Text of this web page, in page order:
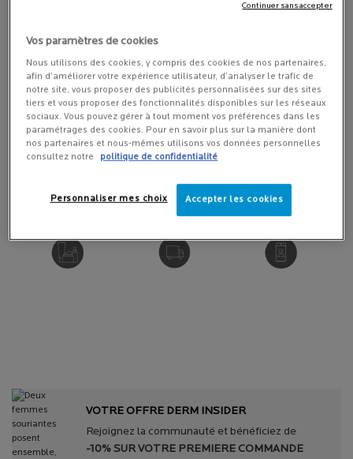
MODE DE PAIEMENT 100% SÉCURISÉ
VOTRE OFFRE DERM INSIDER
Rejoignez la communauté et bénéficiez de
-10% SUR VOTRE PREMIERE COMMANDE
Vos paramètres de cookies
Nous utilisons des cookies, y compris des cookies de nos partenaires,
afin d’améliorer votre expérience utilisateur, d’analyser le trafic de
notre site, vous proposer des publicités personnalisées sur des sites
tiers et vous proposer des fonctionnalités disponibles sur les réseaux
sociaux. Vous pouvez gérer à tout moment vos préférences dans les
paramétrages des cookies. Pour en savoir plus sur la manière dont
nos partenaires et nous-mêmes utilisons vos données personnelles
consultez notre
politique de confidentialité
Accepter les cookies
Personnaliser mes choix
Continuer sans accepter